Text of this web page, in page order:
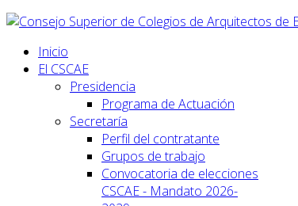
Inicio
El CSCAE
Presidencia
Programa de Actuación
Secretaría
Perfil del contratante
Grupos de trabajo
Convocatoria de elecciones
CSCAE - Mandato 2026-